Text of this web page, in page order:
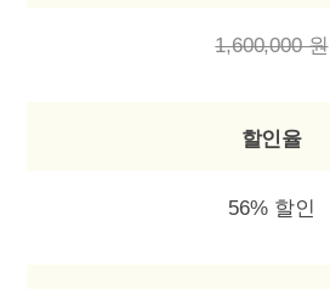
1,600,000 원
할인율
56% 할인